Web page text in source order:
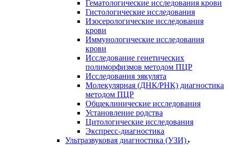
Гематологические исследования крови
Гистологические исследования
Изосерологические исследования
крови
Иммунологические исследования
крови
Исследование генетических
полиморфизмов методом ПЦР
Исследования эякулята
Молекулярная (ДНК/РНК) диагностика
методом ПЦР
Общеклинические исследования
Установление родства
Цитологические исследования
Экспресс-диагностика
Ультразвуковая диагностика (УЗИ)